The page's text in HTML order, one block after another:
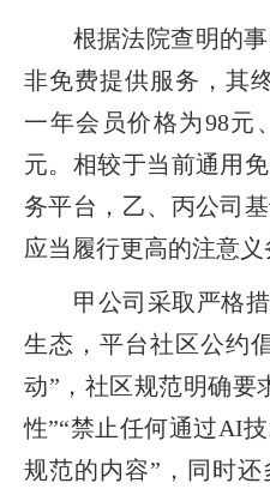
根据法院查明的事
非免费提供服务，其
一年会员价格为98元
元。相较于当前通用
务平台，乙、丙公司
应当履行更高的注意义
甲公司采取严格措
生态，平台社区公约
动”，社区规范明确要
性”“禁止任何通过AI
规范的内容”，同时